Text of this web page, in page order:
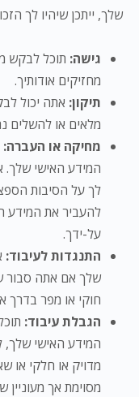
שלך, ייתכן שיהיו לך
גישה: תוכל לבקש
מחזיקים אודותיך.
תיקון: אתה יכול
מלאים או להשלים
מחיקה או העברה:
המידע האישי שלך.
לך על הסיבות
להעביר את המידע
על-ידך.
התנגדות לעיבוד:
שלך אם אתה סבור
חוקי או מפר בדרך
הגבלת עיבוד:
המידע האישי שלך,
מדויק או חלקי או
מסוימת אך